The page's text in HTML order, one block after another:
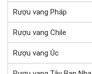
Rượu vang Pháp
Rượu vang Chile
Rượu vang Úc